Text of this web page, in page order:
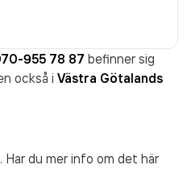
955 78 87 befinner sig
också i Västra Götalands
du mer info om det här